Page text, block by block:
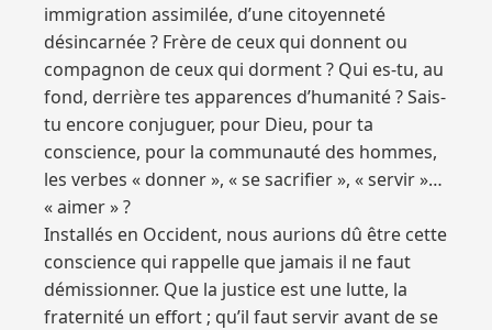
immigration assimilée, d’une citoyenneté
désincarnée ? Frère de ceux qui donnent ou
compagnon de ceux qui dorment ? Qui es-tu, au
fond, derrière tes apparences d’humanité ? Sais-
tu encore conjuguer, pour Dieu, pour ta
conscience, pour la communauté des hommes,
les verbes « donner », « se sacrifier », « servir »…
« aimer » ?
Installés en Occident, nous aurions dû être cette
conscience qui rappelle que jamais il ne faut
démissionner. Que la justice est une lutte, la
fraternité un effort ; qu’il faut servir avant de se